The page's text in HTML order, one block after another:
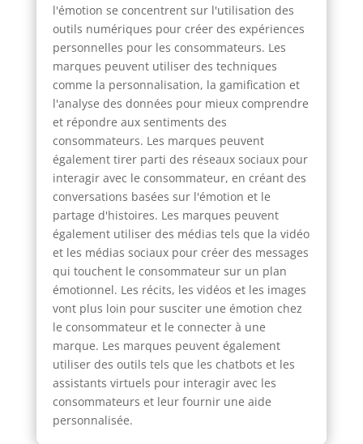
l'émotion se concentrent sur l'utilisation des
outils numériques pour créer des expériences
personnelles pour les consommateurs. Les
marques peuvent utiliser des techniques
comme la personnalisation, la gamification et
l'analyse des données pour mieux comprendre
et répondre aux sentiments des
consommateurs. Les marques peuvent
également tirer parti des réseaux sociaux pour
interagir avec le consommateur, en créant des
conversations basées sur l'émotion et le
partage d'histoires. Les marques peuvent
également utiliser des médias tels que la vidéo
et les médias sociaux pour créer des messages
qui touchent le consommateur sur un plan
émotionnel. Les récits, les vidéos et les images
vont plus loin pour susciter une émotion chez
le consommateur et le connecter à une
marque. Les marques peuvent également
utiliser des outils tels que les chatbots et les
assistants virtuels pour interagir avec les
consommateurs et leur fournir une aide
personnalisée.